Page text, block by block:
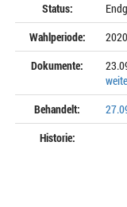
Status:
Wahlperiode:
Dokumente:
Behandelt:
Historie: